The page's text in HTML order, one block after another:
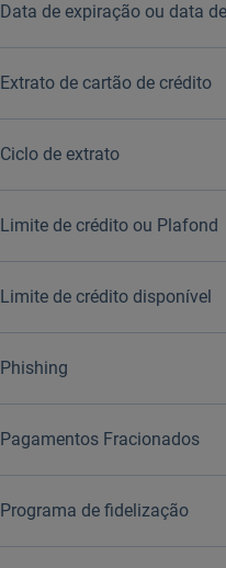
Data de expiração ou data
Extrato de cartão de crédito
Ciclo de extrato
Limite de crédito ou Plafond
Limite de crédito disponível
Phishing
Pagamentos Fracionados
Programa de fidelização